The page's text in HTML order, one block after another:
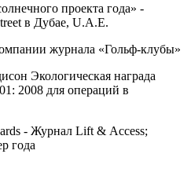
проекта года» -
в Дубае, U.A.E.
журнала «Гольф-клубы»
Экологическая награда
2008 для операций в
- Журнал Lift & Access;
года